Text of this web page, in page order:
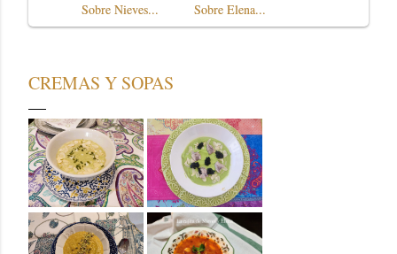
Sobre Nieves...
Sobre Elena...
CREMAS Y SOPAS